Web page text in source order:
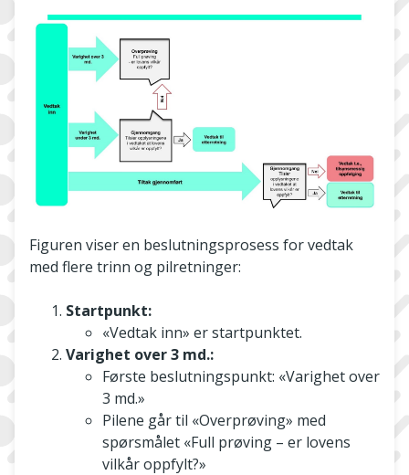
Figuren viser en beslutningsprosess for vedtak
med flere trinn og pilretninger:
Startpunkt:
«Vedtak inn» er startpunktet.
Varighet over 3 md.:
Første beslutningspunkt: «Varighet over
3 md.»
Pilene går til «Overprøving» med
spørsmålet «Full prøving – er lovens
vilkår oppfylt?»